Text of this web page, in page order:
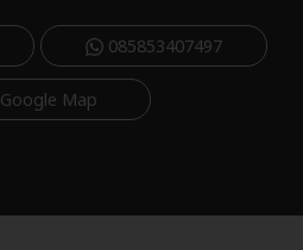
085853407497
Google Map